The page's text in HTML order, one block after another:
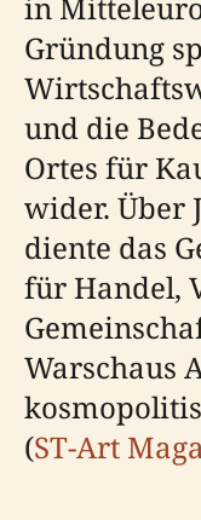
Gründung
und die
Ortes für
wider. Über
diente das
für Handel,
Warschaus
(ST-Art